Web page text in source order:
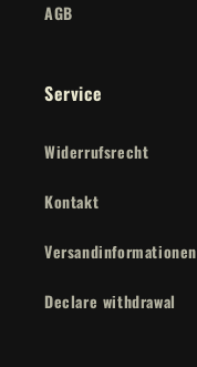
AGB
Service
Widerrufsrecht
Kontakt
Versandinformationen
Declare withdrawal